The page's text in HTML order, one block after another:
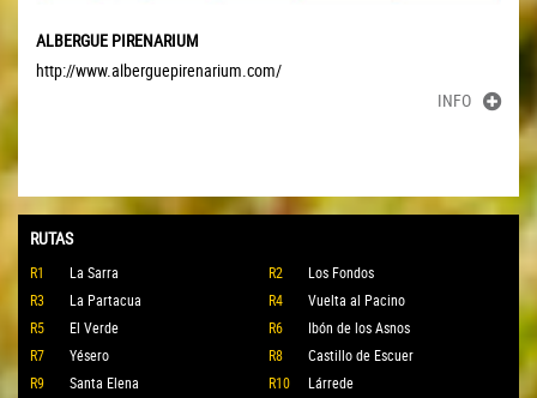
ALBERGUE PIRENARIUM
http://www.alberguepirenarium.com/
INFO
RUTAS
R1 La Sarra R2
Los Fondos
R3
La Partacua R4
Vuelta al Pacino
R5
El Verde R6
Ibón de los Asnos
R7
Yésero R8
Castillo de Escuer
R9
Santa Elena R10
Lárrede